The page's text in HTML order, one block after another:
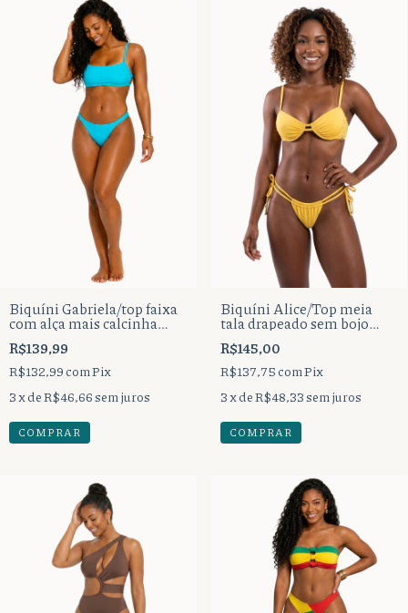
Biquíni Gabriela/top faixa
com alça mais calcinha
tirinha bumbum
tradicional.
R$139,99
R$132,99 comPix
3 x deR$46,66sem juros
COMPRAR
Biquíni Alice/Top meia
tala drapeado sem bojo
mais calcinha cortininha
tira duplo.
R$145,00
R$137,75 comPix
3 x deR$48,33sem juros
COMPRAR